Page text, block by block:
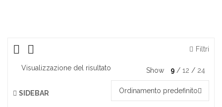
Filtri
Visualizzazione del risultato Show 9 12 24
SIDEBAR Ordinamento predefinito